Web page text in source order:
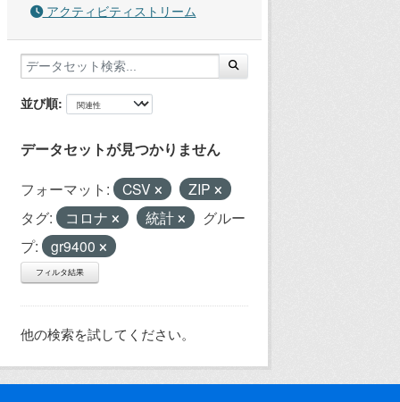
アクティビティストリーム
並び順
データセットが見つかりません
フォーマット: CSV
ZIP
タグ:
コロナ 統計
グルー
プ:
gr9400
フィルタ結果
他の検索を試してください。